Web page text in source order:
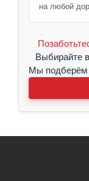
на любой
Выбирайте
Мы подберём